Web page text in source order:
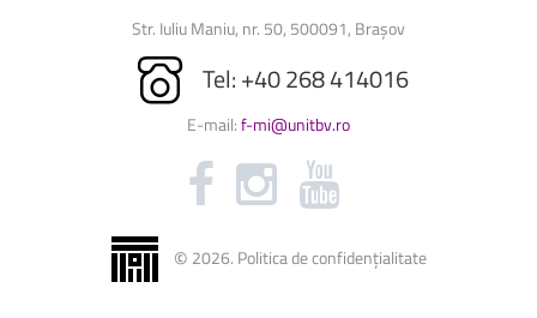
Str. Iuliu Maniu, nr. 50, 500091, Brașov
Tel: +40 268 414016
E-mail:f-mi@unitbv.ro
© 2026. Politica de confidențialitate